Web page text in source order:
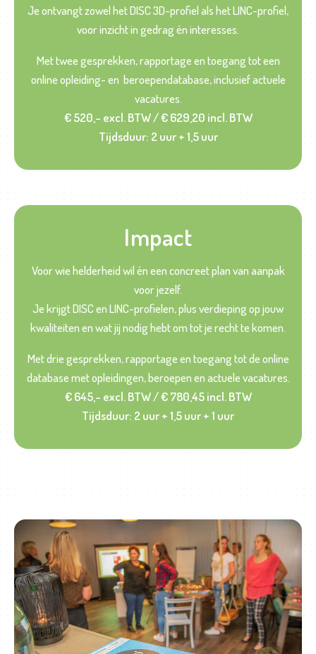
Je ontvangt zowel het DISC 3D-profiel als het LINC-profiel,
voor inzicht in gedrag én interesses.
Met twee gesprekken, rapportage en toegang tot een
online opleiding- en beroependatabase, inclusief actuele
vacatures.
€ 520,- excl. BTW / € 629,20 incl. BTW
Tijdsduur: 2 uur + 1,5 uur
Impact
Voor wie helderheid wil én een concreet plan van aanpak
voor jezelf.
Je krijgt DISC en LINC-profielen, plus verdieping op jouw
kwaliteiten en wat jij nodig hebt om tot je recht te komen.
Met drie gesprekken, rapportage en toegang tot de online
database met opleidingen, beroepen en actuele vacatures.
€ 645,- excl. BTW / € 780,45 incl. BTW
Tijdsduur: 2 uur + 1,5 uur + 1 uur